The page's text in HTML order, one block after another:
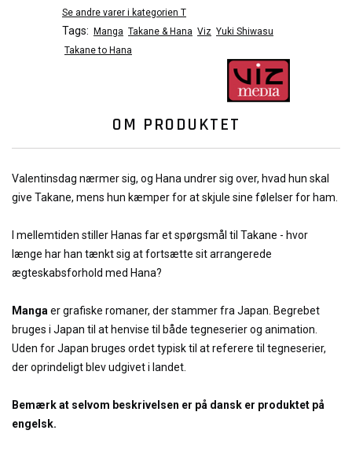
Se andre varer i kategorien T
Tags: Manga Takane & Hana Viz Yuki Shiwasu
Takane to Hana
OM PRODUKTET
Valentinsdag nærmer sig, og Hana undrer sig over, hvad hun skal
give Takane, mens hun kæmper for at skjule sine følelser for ham.
I mellemtiden stiller Hanas far et spørgsmål til Takane - hvor
længe har han tænkt sig at fortsætte sit arrangerede
ægteskabsforhold med Hana?
Manga er grafiske romaner, der stammer fra Japan. Begrebet
bruges i Japan til at henvise til både tegneserier og animation.
Uden for Japan bruges ordet typisk til at referere til tegneserier,
der oprindeligt blev udgivet i landet.
Bemærk at selvom beskrivelsen er på dansk er produktet på
engelsk.